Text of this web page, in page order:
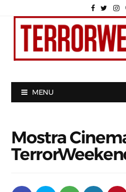
MENU
Mostra